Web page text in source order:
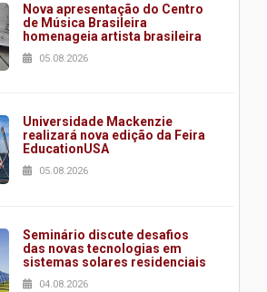
Nova apresentação do Centro
de Música Brasileira
homenageia artista brasileira
05.08.2026
Universidade Mackenzie
realizará nova edição da Feira
EducationUSA
05.08.2026
Seminário discute desafios
das novas tecnologias em
sistemas solares residenciais
04.08.2026